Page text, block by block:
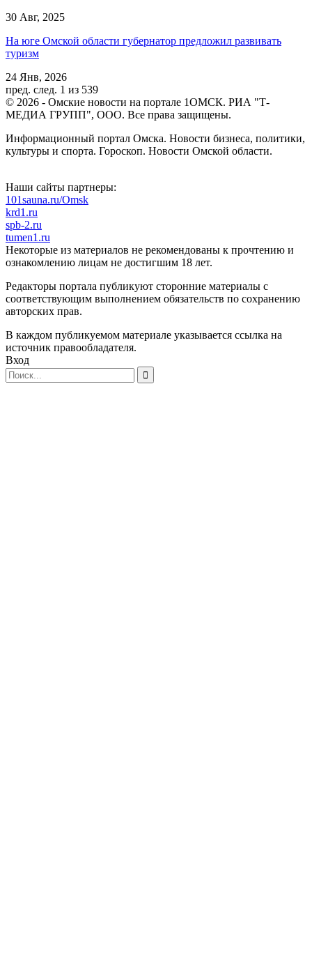
30 Авг, 2025
На юге Омской области губернатор предложил развивать
туризм
24 Янв, 2026
пред. след. 1 из 539
© 2026 - Омские новости на портале 1ОМСК. РИА "Т-
МЕДИА ГРУПП", ООО. Все права защищены.
Информационный портал Омска. Новости бизнеса, политики,
культуры и спорта. Гороскоп. Новости Омской области.
Наши сайты партнеры:
101sauna.ru/Omsk
krd1.ru
spb-2.ru
tumen1.ru
Некоторые из материалов не рекомендованы к прочтению и
ознакомлению лицам не достигшим 18 лет.
Редакторы портала публикуют сторонние материалы с
соответствующим выполнением обязательств по сохранению
авторских прав.
В каждом публикуемом материале указывается ссылка на
источник правообладателя.
Вход